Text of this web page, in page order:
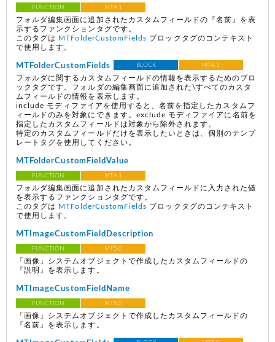
FUNCTION MT4.1
フォルダ編集画面に追加されたカスタムフィールドの『名前』を表
示するファンクションタグです。
このタグは
MTFolderCustomFields ブロックタグのコンテキスト
で使用します。
MTFolderCustomFields BLOCK MT4.1
フォルダに関するカスタムフィールドの情報を表示するためのブロ
ックタグです。フォルダの編集画面に追加された\すべてのカスタ
ムフィールドの情報を表示します。
include モディファイアを使用すると、名前を指定したカスタムフ
ィールドのみを対象にできます。exclude モディファイアに名前を
指定したカスタムフィールドは対象から除外されます。
特定のカスタムフィールドだけを表示したいときは、個別のテンプ
レートタグを使用してください。
MTFolderCustomFieldValue
FUNCTION MT4.1
フォルダ編集画面に追加されたカスタムフィールドに入力された値
を表示するファンクションタグです。
このタグは
MTFolderCustomFields ブロックタグのコンテキスト
で使用します。
MTImageCustomFieldDescription
FUNCTION MT5.0
「画像」システムオブジェクトで作成したカスタムフィールドの
『説明』を表示します。
MTImageCustomFieldName
FUNCTION MT5.0
「画像」システムオブジェクトで作成したカスタムフィールドの
『名前』を表示します。